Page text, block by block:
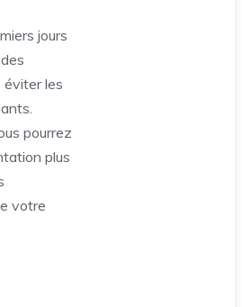
jours
éviter les
pourrez
plus
votre